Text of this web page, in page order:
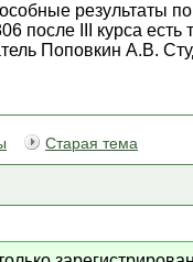
результаты
после III курса есть
Поповкин А.В.
Старая тема